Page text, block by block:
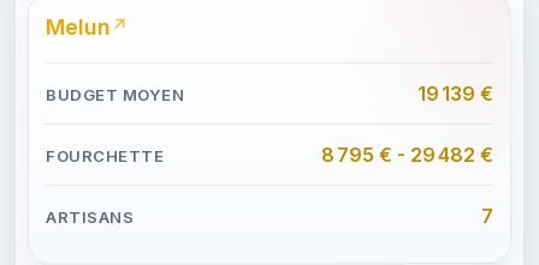
Melun
19 139 €
8 795 € - 29 482 €
7